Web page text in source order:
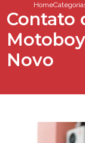
Home
Contato
Novo